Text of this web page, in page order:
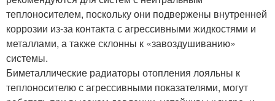
теплоносителем, поскольку они подвержены внутренней
коррозии из-за контакта с агрессивными жидкостями и
металлами, а также склонны к «завоздушиванию»
системы.
Биметаллические радиаторы отопления лояльны к
теплоносителю с агрессивными показателями, могут